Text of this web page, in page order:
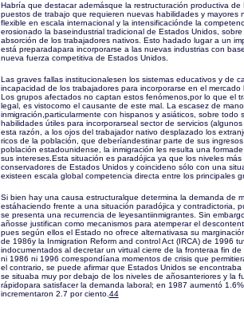
Habría que destacar ademásque la restructuración productiva
puestos de trabajo que requieren nuevas habilidades y mayores
flexible en escala internacional y la intensificaciónde la
erosionado la baseindustrial tradicional de Estados Unidos,
absorción de los trabajadores nativos. Esto hadado lugar a un
está preparadapara incorporarse a las nuevas industrias con
nueva fuerza competitiva de Estados Unidos.
Las graves fallas institucionalesen los sistemas educativos y de
incapacidad de los trabajadores para incorporarse en el
Los grupos afectados no captan estos fenómenos,por lo que el
legal, es vistocomo el causante de este mal. La escasez de
inmigración,particularmente con hispanos y asiáticos, sobre
habilidades útiles para incorporarseal sector de servicios
esta razón, a los ojos del trabajador nativo desplazado los
ricos de la población, que deberíandestinar parte de sus
población estadounidense, la inmigración les resulta una
sus intereses.Esta situación es paradójica ya que los niveles
conservadores de Estados Unidos y coincideno sólo con una
existeen escala global competencia directa entre los principales
Si bien hay una causa estructuralque determina la demanda de
estáhaciendo frente a una situación paradójica y contradictoria,
se presenta una recurrencia de leyesantiinmigrantes. Sin
añosse justifican como mecanismos para atemperar el
pues según ellos el Estado no ofrece alternativasa su
de 1986y la Inmigration Reform and control Act (IRCA) de 1996
indocumentados al decretar un virtual cierre de la fronteraa fin
ni 1986 ni 1996 correspondíana momentos de crisis que
el contrario, se puede afirmar que Estados Unidos se
se situaba muy por debajo de los niveles de añosanteriores y la
rápidopara satisfacer la demanda laboral; en 1987 aumentó
incrementaron 2.7 por ciento. 44